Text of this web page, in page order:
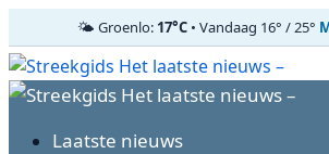
🌤️ Groenlo: 17°C• Vandaag 16° / 25°
Ga
naar
inhoud
Primair
Laatste nieuws